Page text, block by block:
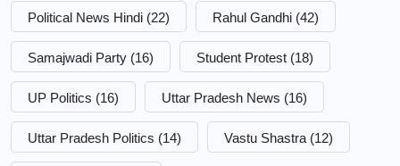
Political News Hindi (22) Rahul Gandhi (42)
Samajwadi Party (16) Student Protest (18)
UP Politics (16) Uttar Pradesh News (16)
Uttar Pradesh Politics (14) Vastu Shastra (12)